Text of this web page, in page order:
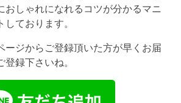
おしゃれになれるコツが分かるマニ
しております。
ージからご登録頂いた方が早くお届
録下さいね。